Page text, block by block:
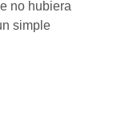
no hubiera
simple